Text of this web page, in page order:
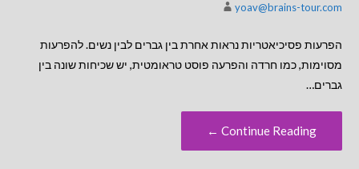
yoav@brains-tour.com
הפרעות פסיכיאטריות נראות אחרת בין גברים לבין נשים. להפרעות
מסוימות, כמו חרדה והפרעה פוסט טראומטית, יש שכיחות שונה בין
גברים…
Continue Reading ←